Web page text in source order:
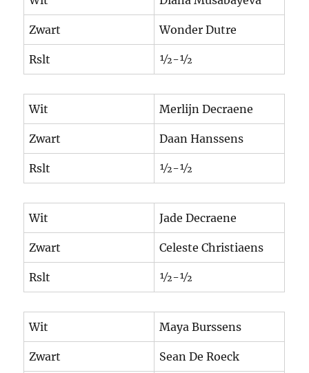
Zwart Wonder Dutre
Rslt ½-½
Wit Merlijn Decraene
Zwart Daan Hanssens
Rslt ½-½
Wit Jade Decraene
Zwart Celeste Christiaens
Rslt ½-½
Wit Maya Burssens
Zwart Sean De Roeck